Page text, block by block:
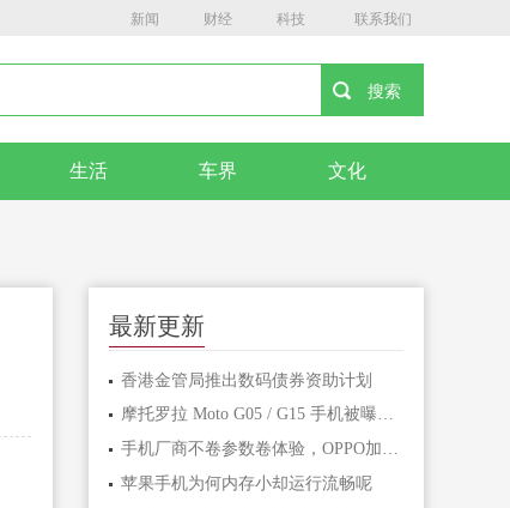
新闻 财经 科技 联系我们
生活 车界 文化
最新更新
香港金管局推出数码债券资助计划
摩托罗拉 Moto G05 / G15 手机被曝下月发布，起价 140/170 欧元
手机厂商不卷参数卷体验，OPPO加码AI手机大战，明年会在多模态上更进一步
苹果手机为何内存小却运行流畅呢